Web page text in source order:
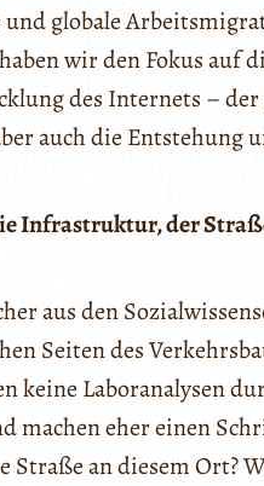
globale
wir den Fokus auf
des Internets –
auch die Entstehung
Infrastruktur, der
aus den
Seiten des
keine Laboranalysen
machen eher einen
Straße an diesem Ort?